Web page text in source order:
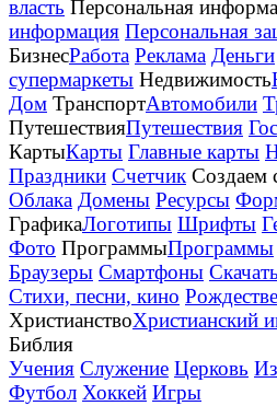
власть Персональная
информация Персональная
БизнесРабота Реклама Деньги
супермаркеты Недвижимость
Дом ТранспортАвтомобили
ПутешествияПутешествия
КартыКарты Главные карты
Праздники Счетчик Создаем
Облака Домены Ресурсы
ГрафикаЛоготипы Шрифты
Фото ПрограммыПрограммы
Браузеры Смартфоны Скачать
Стихи, песни, кино
ХристианствоХристианский
Библия
Учения Служение Церковь
Футбол Хоккей Игры